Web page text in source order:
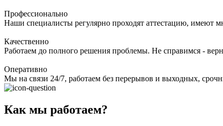
Профессионально
Наши специалисты регулярно проходят аттестацию, имеют
Качественно
Работаем до полного решения проблемы. Не справимся -
Оперативно
Мы на связи 24/7, работаем без перерывов и выходных,
Как мы работаем?